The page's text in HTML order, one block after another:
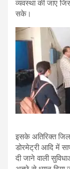
व्यवस्था की जाए
सके।
इसके अतिरिक्त
डोरमेट्री आदि में
दी जाने वाली